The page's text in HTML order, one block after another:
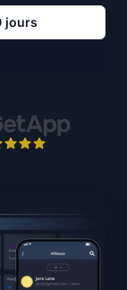
jours